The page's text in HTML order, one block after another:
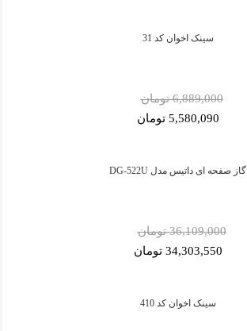
سینک اخوان کد 31
6,889,000 تومان
5,580,090 تومان
گاز صفحه ای داتیس مدل DG-522U
36,109,000 تومان
34,303,550 تومان
سینک اخوان کد 410